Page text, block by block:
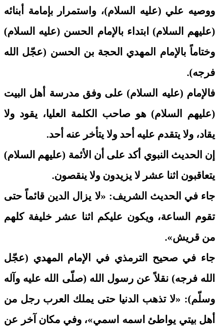
ووصيه علي (عليه السلام)، واستمرار بإمامة أبنائه
(عليهم السلام) ابتداء بالإمام الحسن (عليه السلام)
وختاماً بالإمام المهدي الحجة بن الحسن (عجّل الله
فرجه).
فالإمام (عليه السلام) على وفق مدرسة أهل البيت
(عليهم السلام) هو صاحب الكلمة العليا، يقود ولا
يقاد، ولا يتقدم عليه أحد ولا يتأخر عنه أحد.
إن الحديث النبوي أكد على أن الأئمة (عليهم السلام)
يتعاقبون اثنا عشر لا يزيدون ولا ينقصون.
جاء في الحديث الشريف: «لا يزال الدين قائماً حتى
تقوم الساعة، ويكون عليكم اثنا عشر خليفة كلهم
من قريش».
جاء في صحيح الترمذي في الإمام المهدي (عجّل
الله فرجه) نقلاً عن رسول الله (صلّى الله عليه وآله
وسلّم): «لا تذهب الدنيا حتى يملك العرب رجل من
أهل بيتي يواطئ اسمه اسمي»، وفي مكان آخر عن